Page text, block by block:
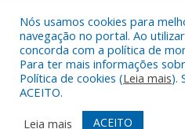
Todos os direitos reservados
Mapa do Site
Acessar Área
Nós usamos cookies para
navegação no portal. Ao
concorda com a política de
Para ter mais informações
Política de cookies (Leia mais).
ACEITO.
Leia mais
ACEITO